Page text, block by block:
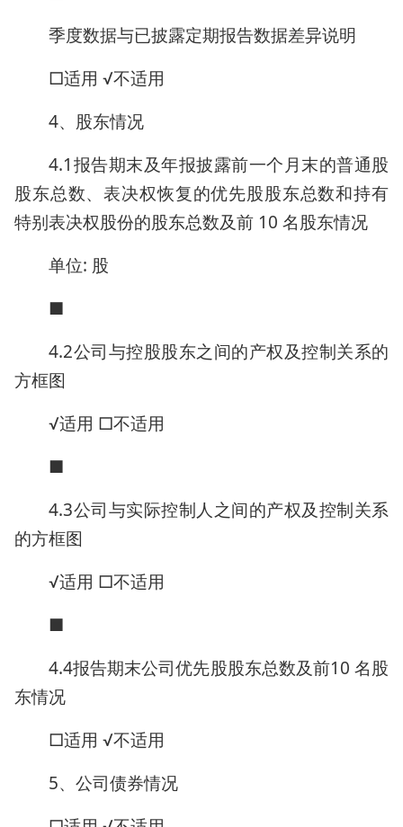
季度数据与已披露定期报告数据差异说明
□适用 √不适用
4、股东情况
4.1报告期末及年报披露前一个月末的普通股
股东总数、表决权恢复的优先股股东总数和持有
特别表决权股份的股东总数及前 10 名股东情况
单位: 股
■
4.2公司与控股股东之间的产权及控制关系的
方框图
√适用 □不适用
■
4.3公司与实际控制人之间的产权及控制关系
的方框图
√适用 □不适用
■
4.4报告期末公司优先股股东总数及前10 名股
东情况
□适用 √不适用
5、公司债券情况